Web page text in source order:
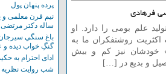
بومی را دارد. او
روشنفکران ما به
نیز کم و بیش
و بدیع در […]
پرده پنهان پول
نیم قرن معلمی و
ساله دکتر مرتضی
باغ سنگي سيرجان؛
گنگِ خواب ديده و
ادای احترام به
شب روایت نظریه